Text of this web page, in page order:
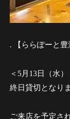
. 【ららぽーと豊
＜5月13日（水）
終日貸切となり
ご来店を予定さ